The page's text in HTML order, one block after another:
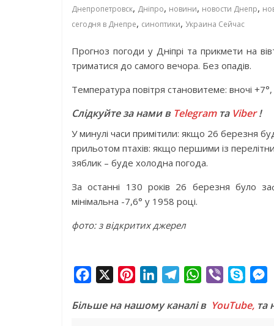
Днепропетровск, Дніпро, новини, новости Днепр,
сегодня в Днепре, синоптики, Украина Сейчас
Прогноз погоди у Дніпрі та прикмети на
триматися до самого вечора. Без опадів.
Температура повітря становитеме: вночі
Слідкуйте за нами в Telegramта Viber!
У минулі часи примітили: якщо 26 березня
прильотом птахів: якщо першими із
зяблик – буде холодна погода.
За останні 130 років 26 березня було
мінімальна -7,6° у 1958 році.
фото: з відкритих джерел
c
n
n
l
W
a
b
y
s
Більше на нашому каналі в YouTube, та